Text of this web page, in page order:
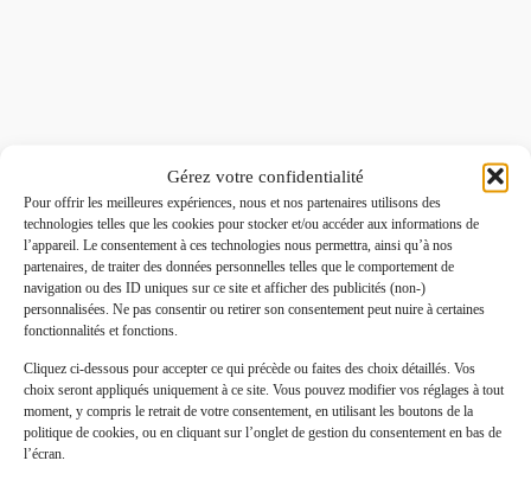
Gérez votre confidentialité
Pour offrir les meilleures expériences, nous et nos partenaires utilisons des
technologies telles que les cookies pour stocker et/ou accéder aux informations de
l’appareil. Le consentement à ces technologies nous permettra, ainsi qu’à nos
partenaires, de traiter des données personnelles telles que le comportement de
navigation ou des ID uniques sur ce site et afficher des publicités (non-)
personnalisées. Ne pas consentir ou retirer son consentement peut nuire à certaines
fonctionnalités et fonctions.
Cliquez ci-dessous pour accepter ce qui précède ou faites des choix détaillés. Vos
choix seront appliqués uniquement à ce site. Vous pouvez modifier vos réglages à tout
moment, y compris le retrait de votre consentement, en utilisant les boutons de la
politique de cookies, ou en cliquant sur l’onglet de gestion du consentement en bas de
l’écran.